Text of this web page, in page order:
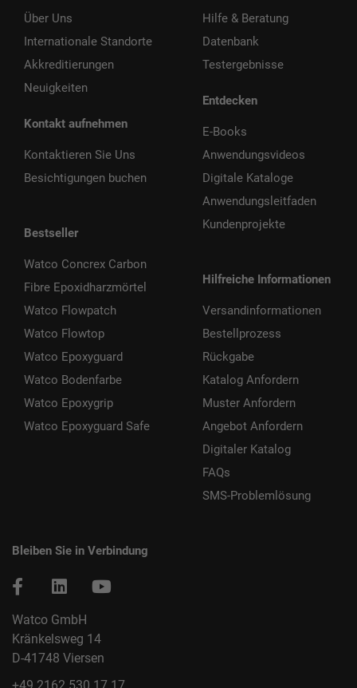
Über Uns
Internationale Standorte
Akkreditierungen
Neuigkeiten
Kontakt aufnehmen
Kontaktieren Sie Uns
Besichtigungen buchen
Bestseller
Watco Concrex Carbon
Fibre Epoxidharzmörtel
Watco Flowpatch
Watco Flowtop
Watco Epoxyguard
Watco Bodenfarbe
Watco Epoxygrip
Watco Epoxyguard Safe
Hilfe & Beratung
Datenbank
Testergebnisse
Entdecken
E-Books
Anwendungsvideos
Digitale Kataloge
Anwendungsleitfaden
Kundenprojekte
Hilfreiche Informationen
Versandinformationen
Bestellprozess
Rückgabe
Katalog Anfordern
Muster Anfordern
Angebot Anfordern
Digitaler Katalog
FAQs
SMS-Problemlösung
Bleiben Sie in Verbindung
Watco GmbH
Kränkelsweg 14
D-41748 Viersen
+49 2162 530 17 17